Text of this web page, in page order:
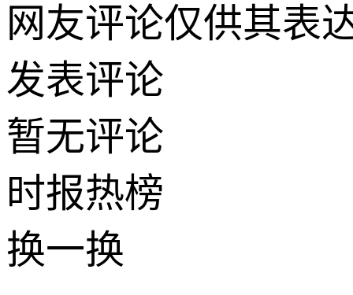
网友评论仅供其表
发表评论
暂无评论
时报热榜
换一换